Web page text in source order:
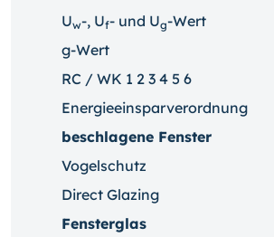
Uw-, Uf- und Ug-Wert
g-Wert
RC / WK 1 2 3 4 5 6
Energieeinsparverordnung
beschlagene Fenster
Vogelschutz
Direct Glazing
Fensterglas